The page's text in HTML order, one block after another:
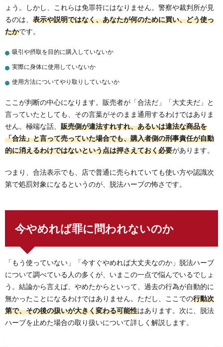
ょう。しかし、これらは免罪符にはなりません。警察や裁判所が見
るのは、 表示や説明ではなく、あなたが何のために買い、どう使っ
たかです。
吸引や摂取を目的に購入していないか
実際に身体に使用していないか
使用方法についてやり取りしていないか
ここが判断の中心になります。販売者が「合法だ」「大丈夫だ」と
言っていたとしても、その言葉がそのまま通用するわけではありま
せん。極端な話、 販売側が違法すれすれ、あるいは違法な商品を
「合法」と言って売っていた場合でも、購入者側の刑事責任が自動
的に消えるわけではないという点は押さえておく必要があります。
つまり、合法表示でも、店で普通に売られていても使い方や認識次
第で処罰対象になるというのが、脱法ハーブの怖さです。
今やめれば罪に問われないのか
「もう使っていない」「今すぐやめれば大丈夫なのか」脱法ハーブ
について調べている人の多くが、いまこの一点で悩んでいるでしょ
う。結論から言えば、やめたからといって、過去の行為が自動的に
無かったことになるわけではありません。ただし、ここでの行動次
第で、その後の扱いが大きく変わる可能性はあります。次に、脱法
ハーブを止めた場合の取り扱いについて詳しく解説します。